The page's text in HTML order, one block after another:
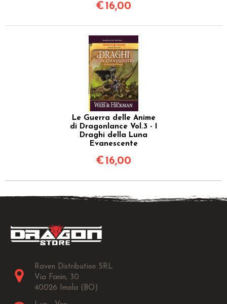
€ 16,00
Le Guerra delle Anime
di Dragonlance Vol.3 - I
Draghi della Luna
Evanescente
€ 16,00
Raven Distribution SRL
Via Fanin, 30
40026 Imola (BO)